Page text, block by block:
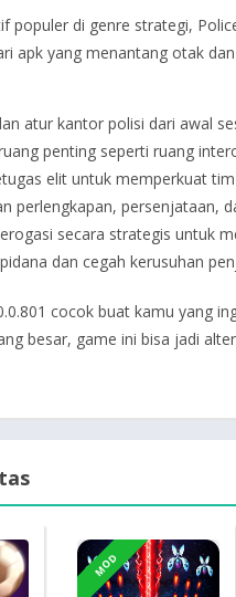
populer di genre strategi,
apk yang menantang otak
atur kantor polisi dari awal
penting seperti ruang
elit untuk memperkuat
perlengkapan, persenjataan,
secara strategis untuk
dan cegah kerusuhan
cocok buat kamu yang
besar, game ini bisa jadi
MOD